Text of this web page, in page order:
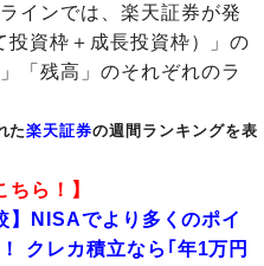
インでは、楽天証券が発
資枠＋成長投資枠）」の
「残高」のそれぞれのラ
た楽天証券の週間ランキングを表
ら！】
】NISAでより多くのポイ
クレカ積立なら｢年1万円